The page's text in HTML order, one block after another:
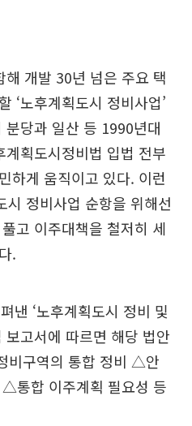
개발 30년 넘은 주요 택
‘노후계획도시 정비사업’
당과 일산 등 1990년대
획도시정비법 입법 전부
하게 움직이고 있다. 이런
시 정비사업 순항을 위해선
고 이주대책을 철저히 세
.
낸 ‘노후계획도시 정비 및
보고서에 따르면 해당 법안
비구역의 통합 정비 △안
통합 이주계획 필요성 등